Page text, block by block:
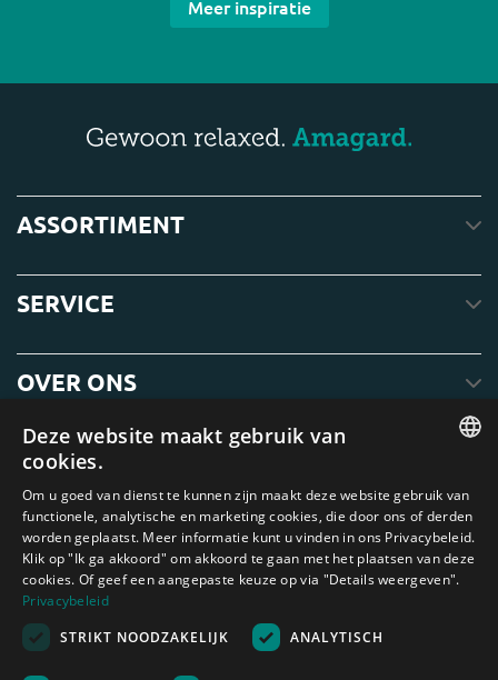
Meer inspiratie
ASSORTIMENT
SERVICE
OVER ONS
Amagard.com (Kranendonk B.V.) Geen van de teksten of foto's op deze
website mag zonder schriftelijke toestemming van Kranendonk B.V. worden
DUTCH
GERMAN
Deze website maakt gebruik van
cookies.
Om u goed van dienst te kunnen zijn maakt deze website gebruik van
functionele, analytische en marketing cookies, die door ons of derden
worden geplaatst. Meer informatie kunt u vinden in ons Privacybeleid.
Klik op "Ik ga akkoord" om akkoord te gaan met het plaatsen van deze
cookies. Of geef een aangepaste keuze op via "Details weergeven".
Privacybeleid
STRIKT NOODZAKELIJK
ANALYTISCH